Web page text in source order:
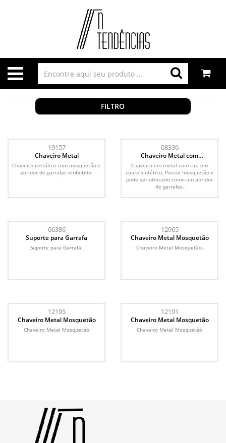
FILTRO
19157
Chaveiro Metal
Chaveiro metálico com mosquetão e
abridor de garrafas embutido.
08336
Chaveiro Metal com
Mosquetão
Chaveiro em metal com tira em
couro sintético. Possui mosquetão e
pode ser utilizado como um abridor
de garrafas.
06386
Suporte para Garrafa
Suporte para Garrafa.
12965
Chaveiro Metal Mosquetão
Chaveiro Metal Mosquetão.
12195
Chaveiro Metal Mosquetão
Chaveiro Metal Mosquetão
12191
Chaveiro Metal Mosquetão
Chaveiro Metal Mosquetão